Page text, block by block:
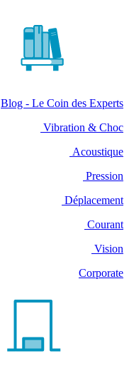
Blog - Le Coin des Experts
Vibration & Choc
Acoustique
Pression
Déplacement
Courant
Vision
Corporate